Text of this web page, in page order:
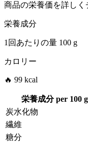
商品の栄養価を詳しく
栄養成分
1回あたりの量 100 g
カロリー
🔥 99 kcal
栄養成分 per 100 g
炭水化物
繊維
糖分